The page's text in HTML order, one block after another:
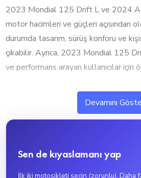
2023 Mondial 125 Drift L ve 2024
motor hacimleri ve güçleri açısından
durumda tasarım, sürüş konforu ve
çıkabilir. Ayrıca, 2023 Mondial 125
ve performans arayan kullanıcılar için
1. Silindir Hacmi ve Performans
2023 Mondial 125 Drift L ve 2024
neredeyse aynı motor hacmine sahip
özellikler tercihinizde daha etkili
Devamını
Sen de kıyaslamanı yap
İlk iki motosikleti seçin (zorunlu). Daha